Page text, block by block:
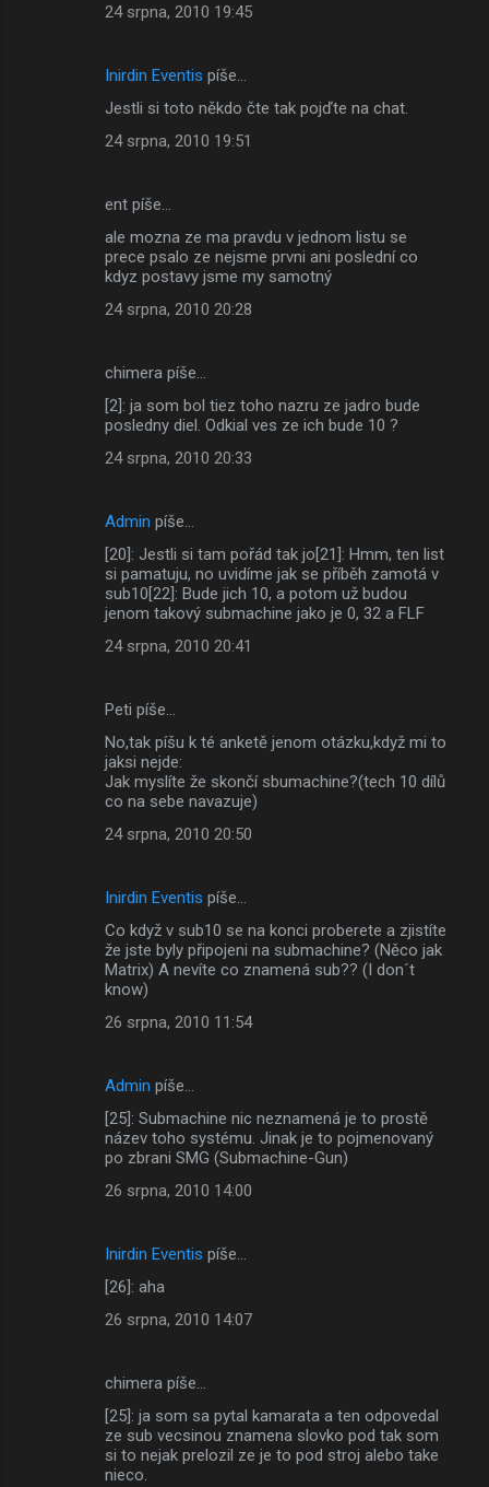
24 srpna, 2010 19:45
Inirdin Eventis píše…
Jestli si toto někdo čte tak pojďte na chat.
24 srpna, 2010 19:51
ent píše…
ale mozna ze ma pravdu v jednom listu se
prece psalo ze nejsme prvni ani poslední co
kdyz postavy jsme my samotný
24 srpna, 2010 20:28
chimera píše…
[2]: ja som bol tiez toho nazru ze jadro bude
posledny diel. Odkial ves ze ich bude 10 ?
24 srpna, 2010 20:33
Admin píše…
[20]: Jestli si tam pořád tak jo[21]: Hmm, ten list
si pamatuju, no uvidíme jak se příběh zamotá v
sub10[22]: Bude jich 10, a potom už budou
jenom takový submachine jako je 0, 32 a FLF
24 srpna, 2010 20:41
Peti píše…
No,tak píšu k té anketě jenom otázku,když mi to
jaksi nejde:
Jak myslíte že skončí sbumachine?(tech 10 dílů
co na sebe navazuje)
24 srpna, 2010 20:50
Inirdin Eventis píše…
Co když v sub10 se na konci proberete a zjistíte
že jste byly připojeni na submachine? (Něco jak
Matrix) A nevíte co znamená sub?? (I don´t
know)
26 srpna, 2010 11:54
Admin píše…
[25]: Submachine nic neznamená je to prostě
název toho systému. Jinak je to pojmenovaný
po zbrani SMG (Submachine-Gun)
26 srpna, 2010 14:00
Inirdin Eventis píše…
[26]: aha
26 srpna, 2010 14:07
chimera píše…
[25]: ja som sa pytal kamarata a ten odpovedal
ze sub vecsinou znamena slovko pod tak som
si to nejak prelozil ze je to pod stroj alebo take
nieco.